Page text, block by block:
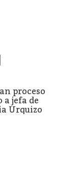
proceso
jefa de
Urquizo